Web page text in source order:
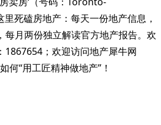
死磕房地产：每天一份地产信息，
每月两份独立解读官方地产报告。欢
1867654；欢迎访问地产犀牛网
何“用工匠精神做地产”！